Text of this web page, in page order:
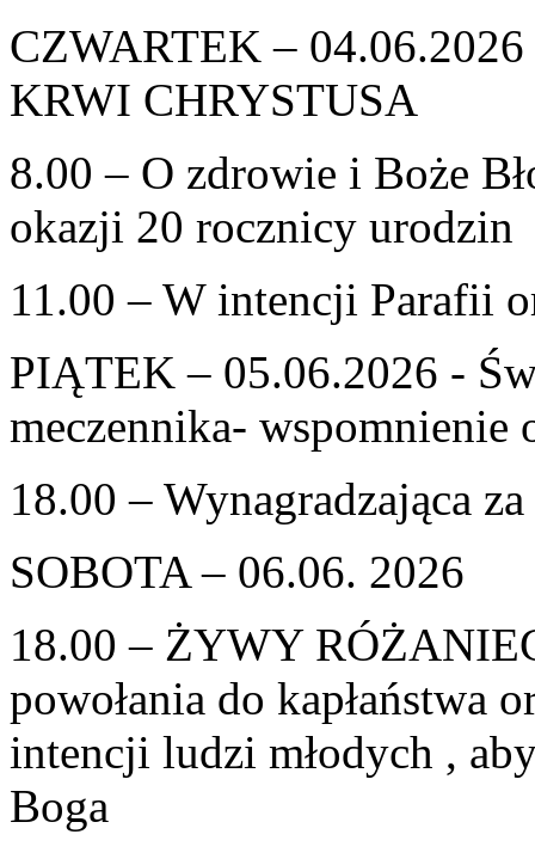
CZWARTEK –
KRWI CHRYSTUSA
8.00 – O zdrowie i Boże
okazji 20 rocznicy urodzin
11.00 – W intencji Parafii
PIĄTEK – 05.06.2026 -
meczennika- wspomnienie
18.00 – Wynagradzająca
SOBOTA – 06.06. 2026
18.00 – ŻYWY
powołania do kapłaństwa
intencji ludzi młodych ,
Boga